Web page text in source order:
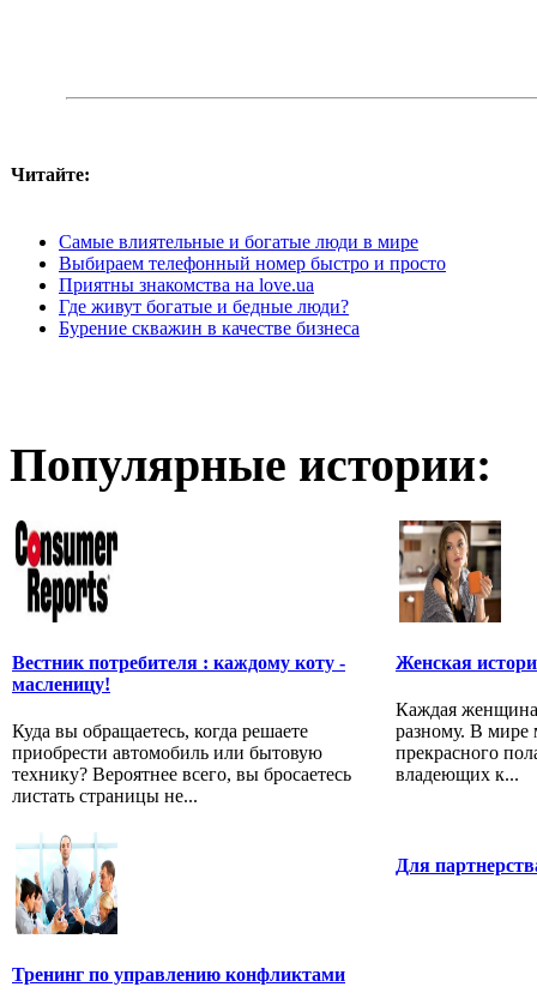
Читайте:
Самые влиятельные и богатые люди в мире
Выбираем телефонный номер быстро и просто
Приятны знакомства на love.ua
Где живут богатые и бедные люди?
Бурение скважин в качестве бизнеса
Популярные истории:
Вестник потребителя : каждому коту -
масленицу!
Куда вы обращаетесь, когда решаете
приобрести автомобиль или бытовую
технику? Вероятнее всего, вы бросаетесь
листать страницы не...
Женская
Каждая женщина
разному. В мире
прекрасного
владеющих к...
Тренинг по управлению конфликтами
Для